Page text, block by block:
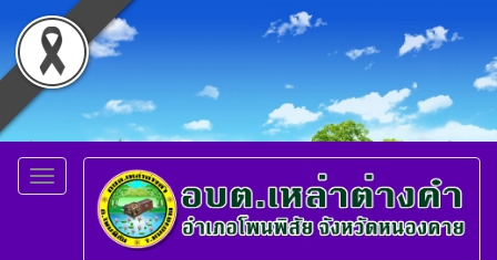
Toggle
navigation